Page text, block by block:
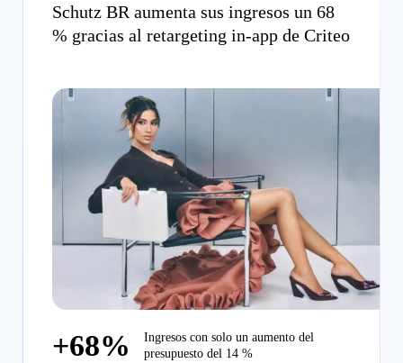
Schutz BR aumenta sus ingresos un 68
% gracias al retargeting in-app de Criteo
+68%
Ingresos con solo un aumento del
presupuesto del 14 %